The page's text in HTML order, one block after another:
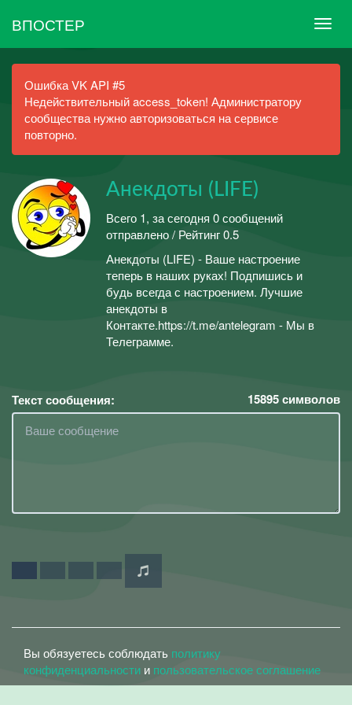
ВПОСТЕР
Ошибка VK API #5
Недействительный access_token! Администратору
сообщества нужно авторизоваться на сервисе
повторно.
Анекдоты (LIFE)
Всего 1, за сегодня 0 сообщений
отправлено / Рейтинг 0.5
Анекдоты (LIFE) - Ваше настроение
теперь в наших руках! Подпишись и
будь всегда с настроением. Лучшие
анекдоты в
Контакте.https://t.me/antelegram - Мы в
Телеграмме.
Текст сообщения: 15895символов
Вы обязуетесь соблюдать политику
конфиденциальности и пользовательское соглашение